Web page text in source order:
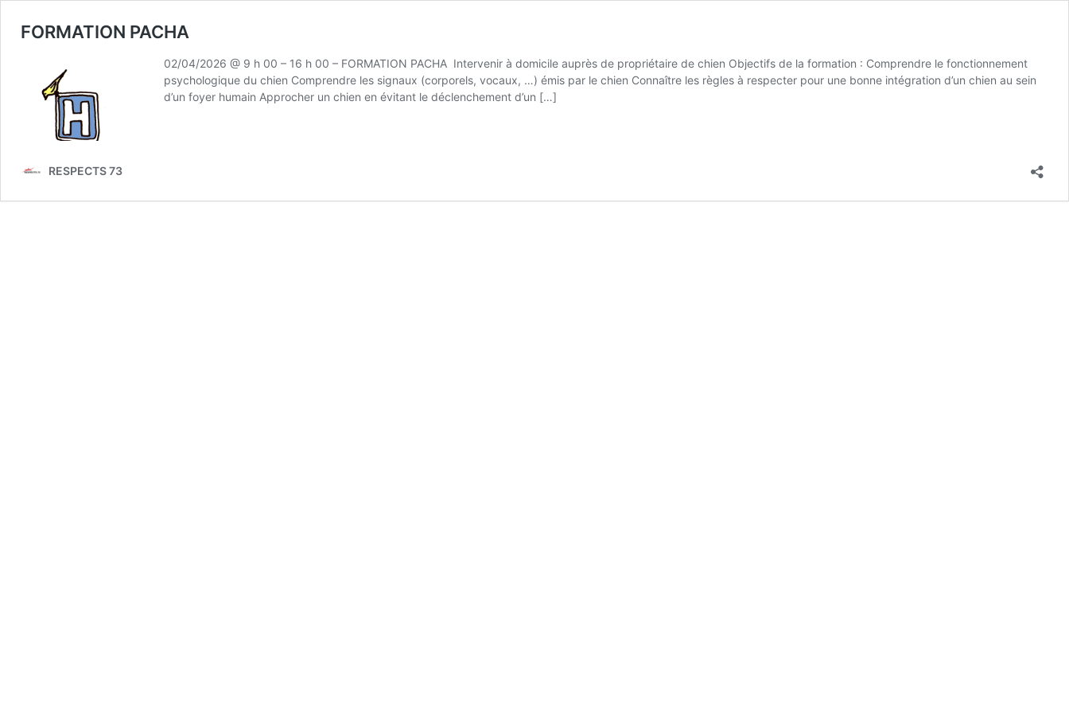
FORMATION PACHA
02/04/2026 @ 9 h 00 – 16 h 00 – FORMATION PACHA Intervenir à domicile auprès de propriétaire de chien Objectifs de la formation : Comprendre le fonctionnement
psychologique du chien Comprendre les signaux (corporels, vocaux, …) émis par le chien Connaître les règles à respecter pour une bonne intégration d’un chien au sein
d’un foyer humain Approcher un chien en évitant le déclenchement d’un […]
RESPECTS 73